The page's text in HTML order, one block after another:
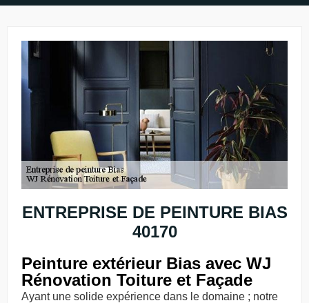
ENTREPRISE DE PEINTURE BIAS
40170
Peinture extérieur Bias avec WJ
Rénovation Toiture et Façade
Ayant une solide expérience dans le domaine ; notre